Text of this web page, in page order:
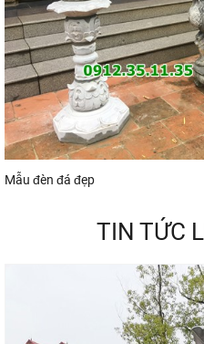
Mẫu đèn đá đẹp
TIN TỨC